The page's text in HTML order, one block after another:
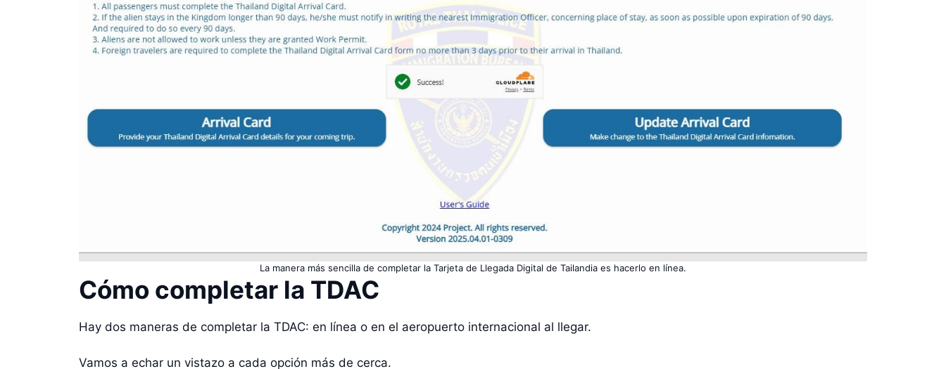
La manera más sencilla de completar la Tarjeta de Llegada Digital de Tailandia es hacerlo en línea.
Cómo completar la TDAC
Hay dos maneras de completar la TDAC: en línea o en el aeropuerto internacional al llegar.
Vamos a echar un vistazo a cada opción más de cerca.